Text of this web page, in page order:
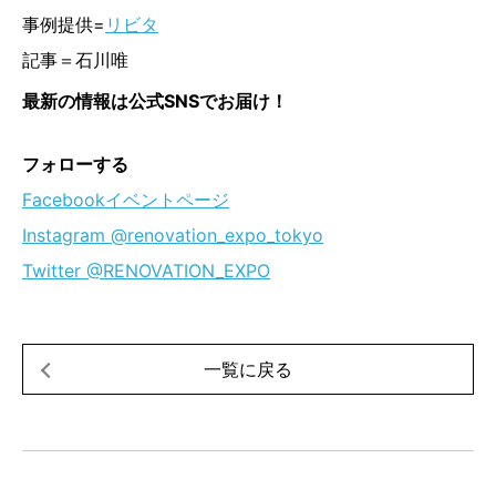
事例提供= リビタ
記事＝石川唯
最新の情報は公式SNSでお届け！
フォローする
Facebookイベントページ
Instagram @renovation_expo_tokyo
Twitter @RENOVATION_EXPO
一覧に戻る